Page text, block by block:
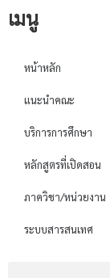
เมนู
หน้าหลัก
แนะนำคณะ
บริการการศึกษา
หลักสูตรที่เปิดสอน
ภาควิชา/หน่วยงาน
ระบบสารสนเทศ